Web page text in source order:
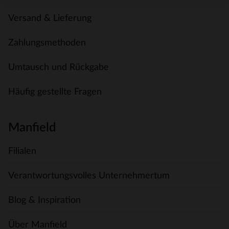
Versand & Lieferung
Zahlungsmethoden
Umtausch und Rückgabe
Häufig gestellte Fragen
Manfield
Filialen
Verantwortungsvolles Unternehmertum
Blog & Inspiration
Über Manfield